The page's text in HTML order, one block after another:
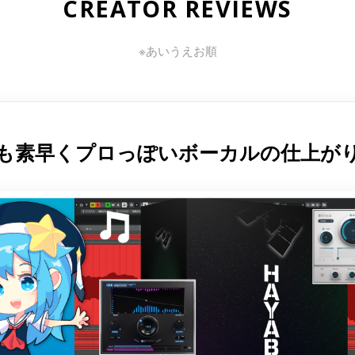
CREATOR REVIEWS
※あいうえお順
素早くプロっぽいボーカルの仕上が